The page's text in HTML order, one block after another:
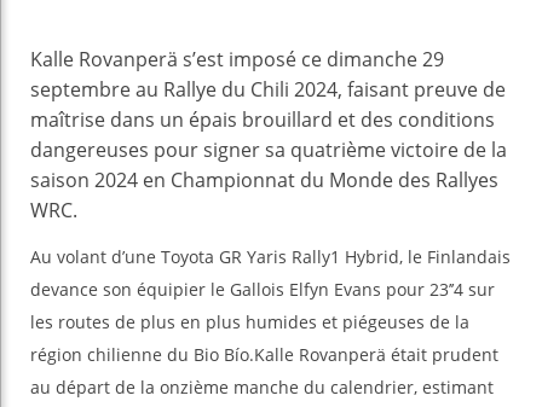
Kalle Rovanperä s’est imposé ce dimanche 29
septembre au Rallye du Chili 2024, faisant preuve de
maîtrise dans un épais brouillard et des conditions
dangereuses pour signer sa quatrième victoire de la
saison 2024 en Championnat du Monde des Rallyes
WRC.
Au volant d’une Toyota GR Yaris Rally1 Hybrid, le Finlandais
devance son équipier le Gallois Elfyn Evans pour 23’’4 sur
les routes de plus en plus humides et piégeuses de la
région chilienne du Bio Bío.Kalle Rovanperä était prudent
au départ de la onzième manche du calendrier, estimant